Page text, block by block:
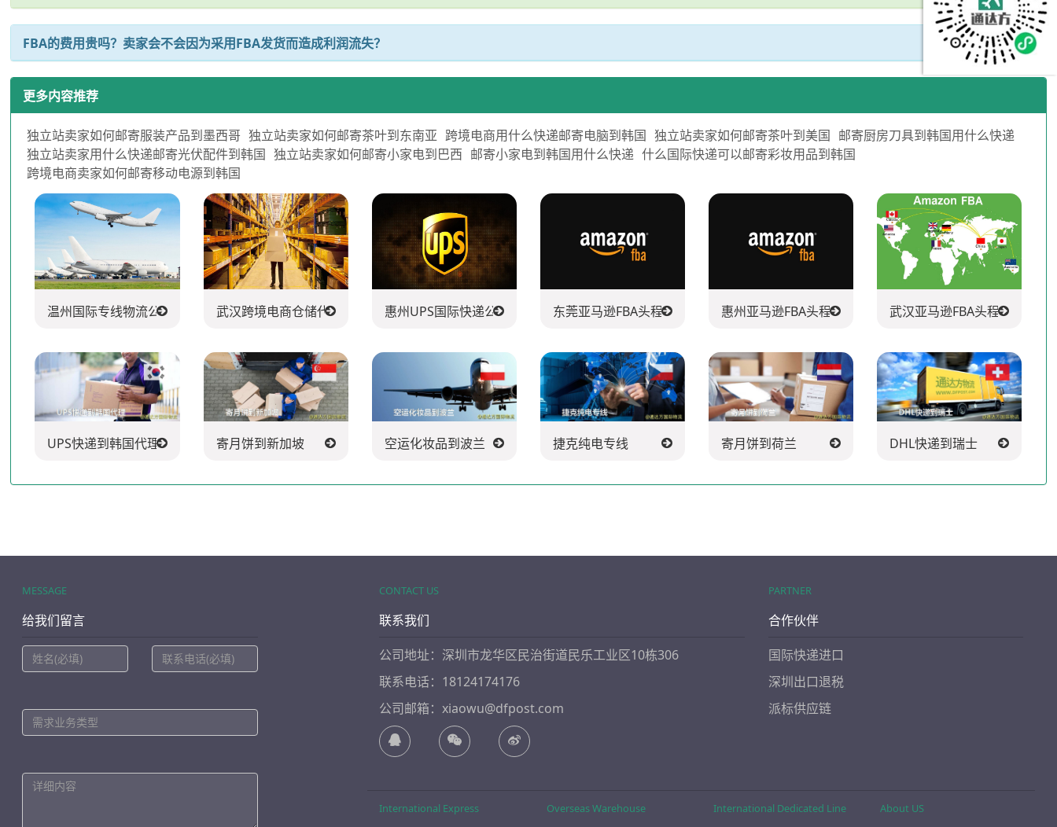
FBA的费用贵吗？卖家会不会因为采用FBA发货而造成利润流失？
更多内容推荐
独立站卖家如何邮寄服装产品到墨西哥 独立站卖家如何邮寄茶叶到东南亚 跨境电商用什么快递邮寄电脑到韩国 独立站卖家如何邮寄茶叶到美国 邮寄厨房刀具到韩国用什么快递
独立站卖家用什么快递邮寄光伏配件到韩国 独立站卖家如何邮寄小家电到巴西 邮寄小家电到韩国用什么快递 什么国际快递可以邮寄彩妆用品到韩国
跨境电商卖家如何邮寄移动电源到韩国
温州国际专线物流公司 武汉跨境电商仓储代发货 惠州UPS国际快递公司 东莞亚马逊FBA头程派送公司 惠州亚马逊FBA头程派送公司 武汉亚马逊FBA头程派送公司
UPS快递到韩国代理 寄月饼到新加坡 空运化妆品到波兰 捷克纯电专线 寄月饼到荷兰 DHL快递到瑞士
MESSAGE
给我们留言
CONTACT US
联系我们
公司地址：深圳市龙华区民治街道民乐工业区10栋306
联系电话：18124174176
公司邮箱：xiaowu@dfpost.com
PARTNER
合作伙伴
国际快递进口
深圳出口退税
派标供应链
International Express Overseas Warehouse International Dedicated Line About US